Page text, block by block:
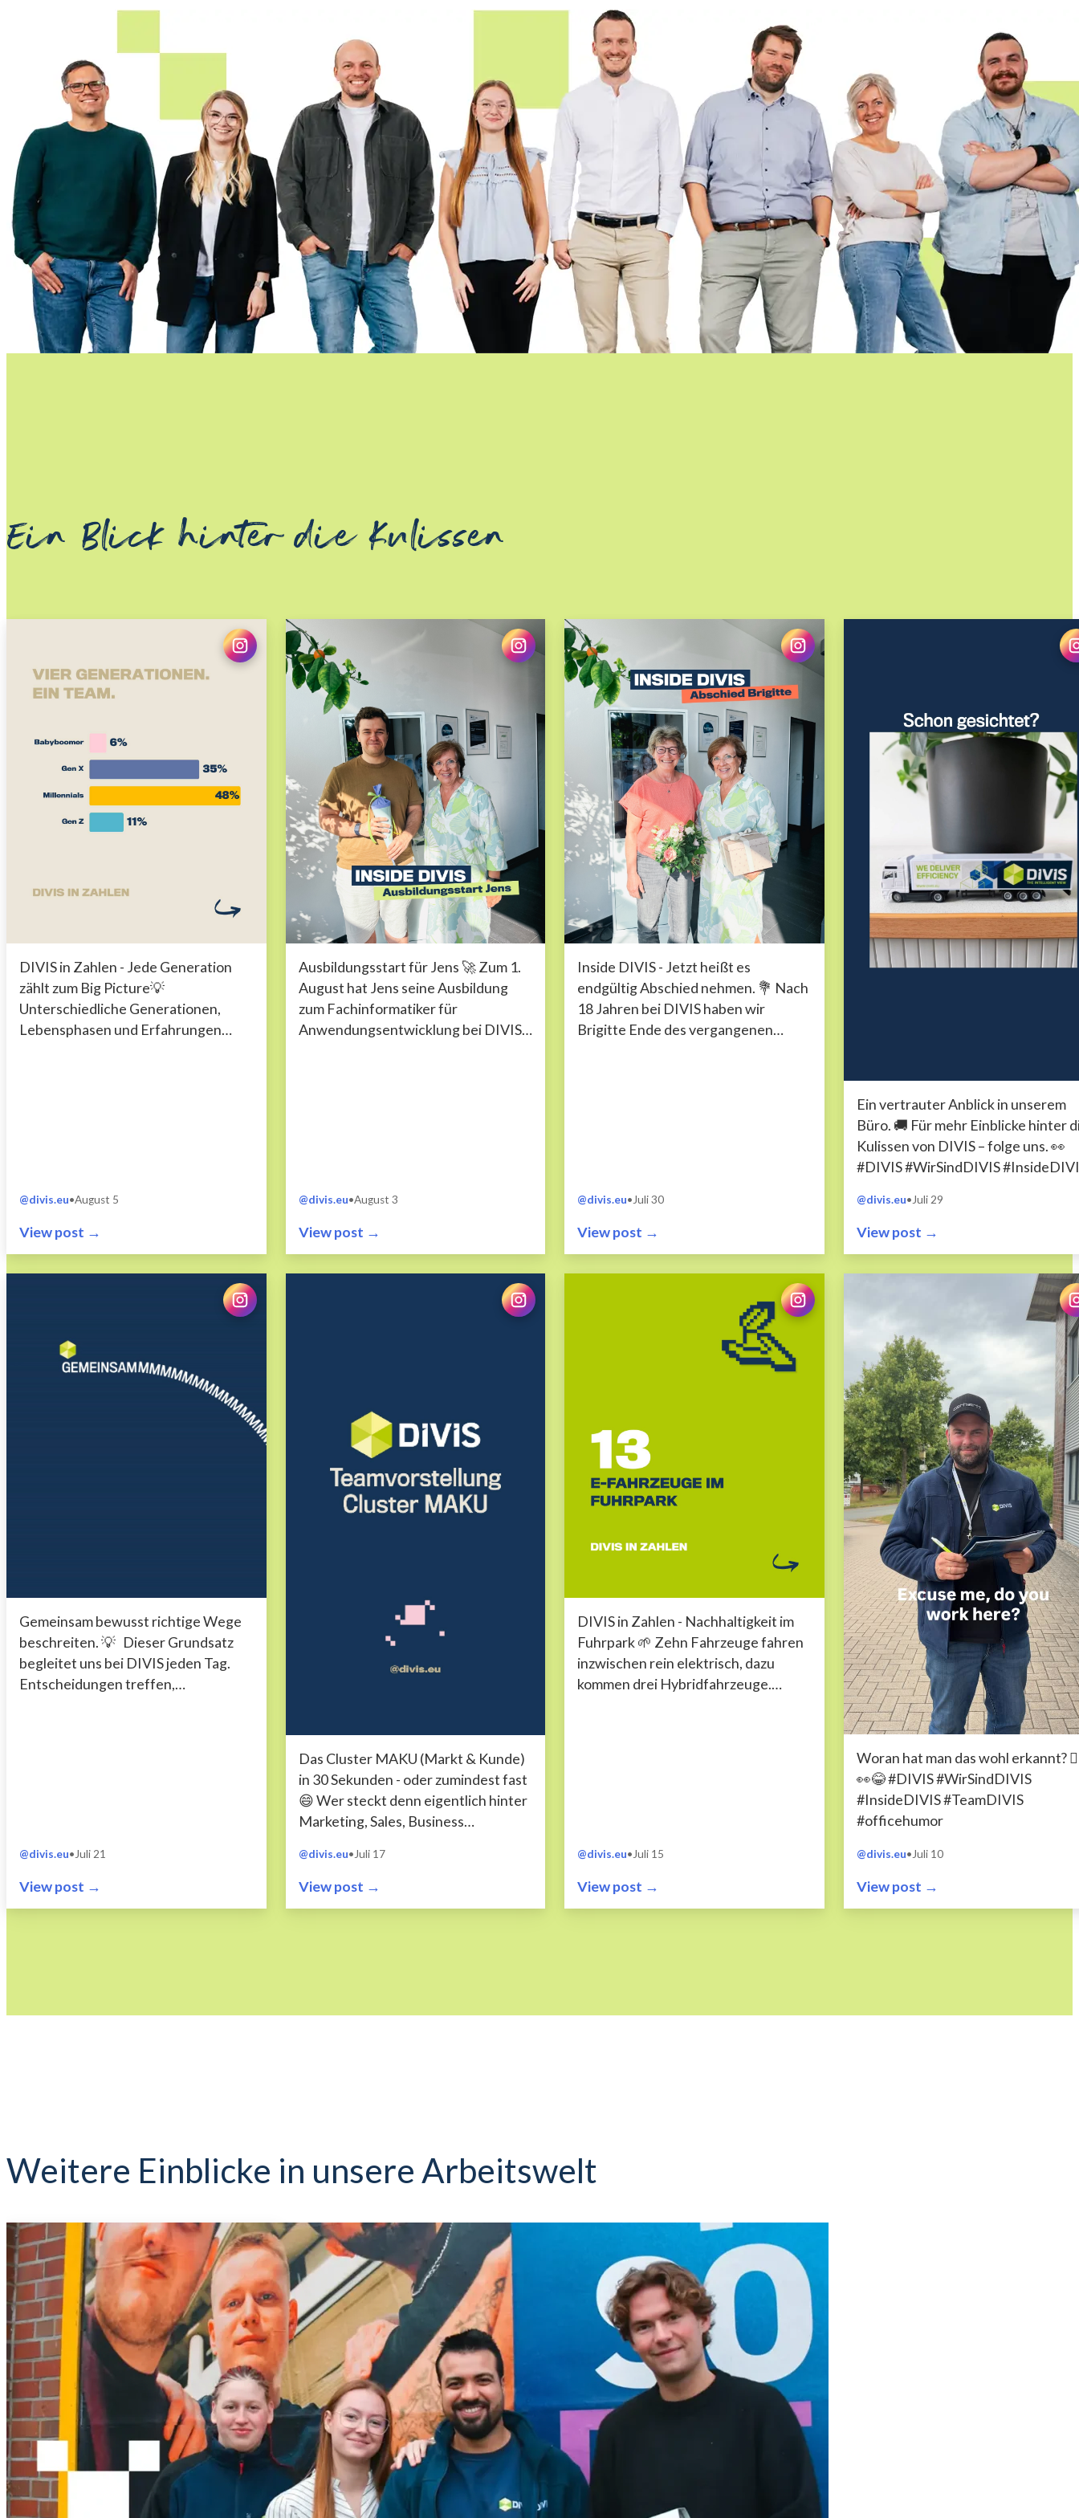
Ein Blick hinter die Kulissen
DIVIS in Zahlen - Jede Generation
zählt zum Big Picture💡
Unterschiedliche Generationen,
Lebensphasen und Erfahrungen
@divis.eu•August 5
View post →
Ausbildungsstart für Jens 🚀 Zum 1.
August hat Jens seine Ausbildung
zum Fachinformatiker für
Anwendungsentwicklung bei DIVIS
@divis.eu•August 3
View post →
Inside DIVIS - Jetzt heißt es
endgültig Abschied nehmen. 💐 Nach
18 Jahren bei DIVIS haben wir
Brigitte Ende des vergangenen
@divis.eu• Juli 30
View post →
Ein vertrauter Anblick in unserem
Büro. 🚚 Für mehr Einblicke hinter
Kulissen von DIVIS – folge uns. 👀
#DIVIS #WirSindDIVIS
@divis.eu• Juli 29
View post →
Gemeinsam bewusst richtige Wege
beschreiten. 💡 Dieser Grundsatz
begleitet uns bei DIVIS jeden Tag.
Entscheidungen treffen,
@divis.eu• Juli 21
View post →
Das Cluster MAKU (Markt & Kunde)
in 30 Sekunden - oder zumindest fast
😄 Wer steckt denn eigentlich hinter
Marketing, Sales, Business
#DIVIS?...
@divis.eu• Juli 17
View post →
DIVIS in Zahlen - Nachhaltigkeit im
Fuhrpark 🌱 Zehn Fahrzeuge fahren
inzwischen rein elektrisch, dazu
kommen drei Hybridfahrzeuge.
@divis.eu• Juli 15
View post →
Woran hat man das wohl erkannt?
👀😂 #DIVIS #WirSindDIVIS
#InsideDIVIS #TeamDIVIS
#officehumor
@divis.eu• Juli 10
View post →
Weitere Einblicke in unsere Arbeitswelt